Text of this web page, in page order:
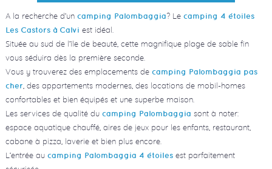
A la recherche d’un camping Palombaggia? Le camping 4 étoiles
Les Castors à Calvi est idéal.
Située au sud de l’île de beauté, cette magnifique plage de sable fin
vous séduira dès la première seconde.
Vous y trouverez des emplacements de camping Palombaggia pas
cher , des appartements modernes, des locations de mobil-homes
confortables et bien équipés et une superbe maison.
Les services de qualité du camping Palombaggia sont à noter:
espace aquatique chauffé, aires de jeux pour les enfants, restaurant,
cabane à pizza, laverie et bien plus encore.
L’entrée au camping Palombaggia 4 étoilesest parfaitement